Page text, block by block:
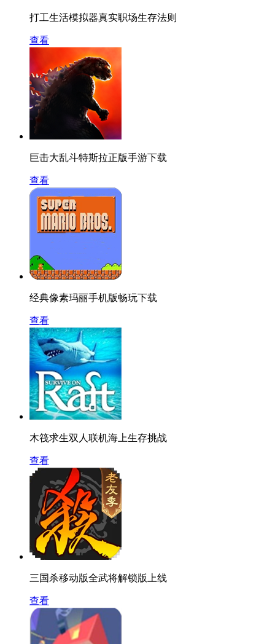
打工生活模拟器真实职场生存法则
查看
巨击大乱斗特斯拉正版手游下载
查看
经典像素玛丽手机版畅玩下载
查看
木筏求生双人联机海上生存挑战
查看
三国杀移动版全武将解锁版上线
查看